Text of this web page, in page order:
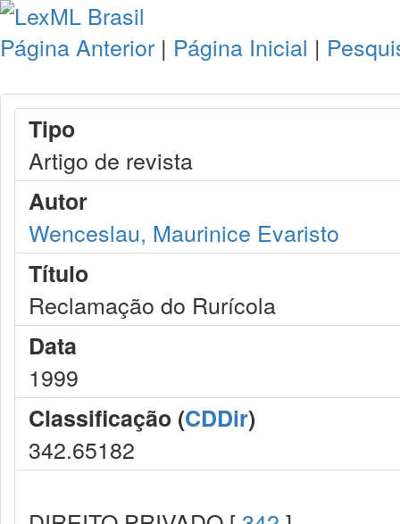
Página Anterior | Página Inicial |
Tipo
Artigo de revista
Autor
Wenceslau, Maurinice Evaristo
Título
Reclamação do Rurícola
Data
1999
Classificação (CDDir)
342.65182